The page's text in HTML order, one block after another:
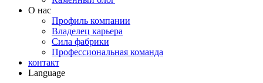
О нас
Профиль компании
Владелец карьера
Сила фабрики
Профессиональная команда
контакт
Language